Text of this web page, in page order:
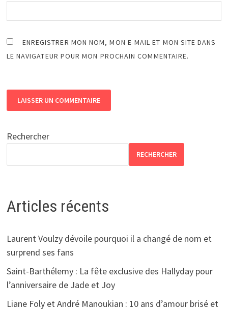
ENREGISTRER MON NOM, MON E-MAIL ET MON SITE DANS
LE NAVIGATEUR POUR MON PROCHAIN COMMENTAIRE.
Rechercher
RECHERCHER
Articles récents
Laurent Voulzy dévoile pourquoi il a changé de nom et
surprend ses fans
Saint-Barthélemy : La fête exclusive des Hallyday pour
l’anniversaire de Jade et Joy
Liane Foly et André Manoukian : 10 ans d’amour brisé et